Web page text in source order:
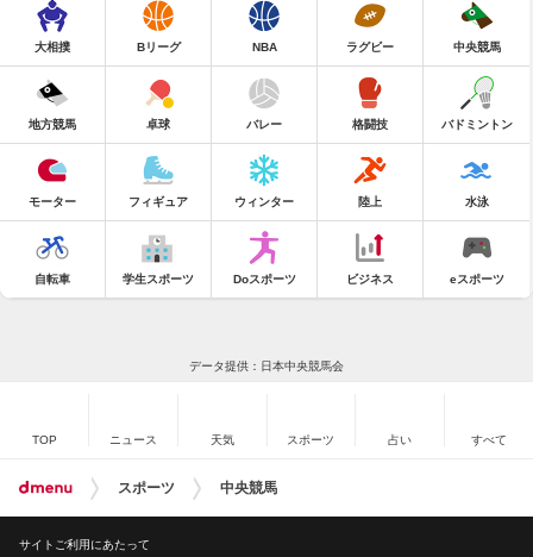
大相撲 Bリーグ NBA ラグビー 中央競馬
地方競馬 卓球 バレー 格闘技 バドミントン
モーター フィギュア ウィンター 陸上 水泳
自転車 学生スポーツ Doスポーツ ビジネス eスポーツ
データ提供：日本中央競馬会
TOP ニュース 天気 スポーツ 占い すべて
スポーツ 中央競馬
サイトご利用にあたって